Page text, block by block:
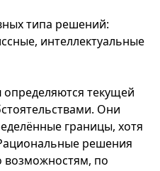
типа решений:
интеллектуальные
определяются текущей
Они
границы, хотя
решения
возможностям, по